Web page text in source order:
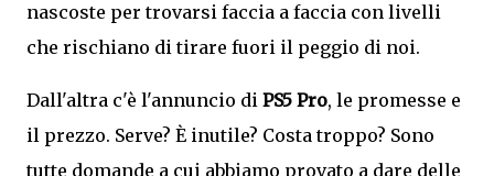
nascoste per trovarsi faccia a faccia con livelli
che rischiano di tirare fuori il peggio di noi.
Dall'altra c'è l'annuncio di PS5 Pro, le promesse e
il prezzo. Serve? È inutile? Costa troppo? Sono
tutte domande a cui abbiamo provato a dare delle